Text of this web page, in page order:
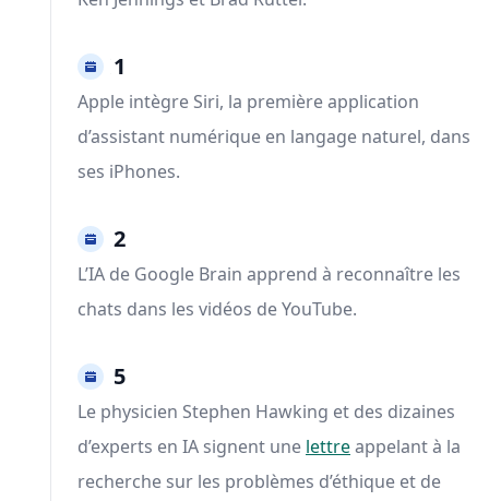
2011
Apple intègre Siri, la première application
d’assistant numérique en langage naturel, dans
ses iPhones.
2012
L’IA de Google Brain apprend à reconnaître les
chats dans les vidéos de YouTube.
2015
Le physicien Stephen Hawking et des dizaines
d’experts en IA signent une lettreappelant à la
recherche sur les problèmes d’éthique et de